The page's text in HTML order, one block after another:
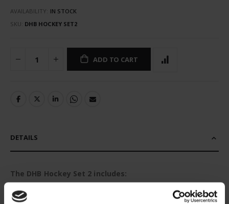
AVAILABILITY: IN STOCK
SKU DHB HOCKEY SET2
ADD TO CART
DETAILS
The DHB Hockey Set 2 includes:
• 15 plastic sticks (lengths: 30"-34") – ideal for different player